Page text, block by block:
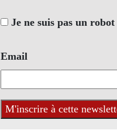
Je ne suis pas un robot
Email